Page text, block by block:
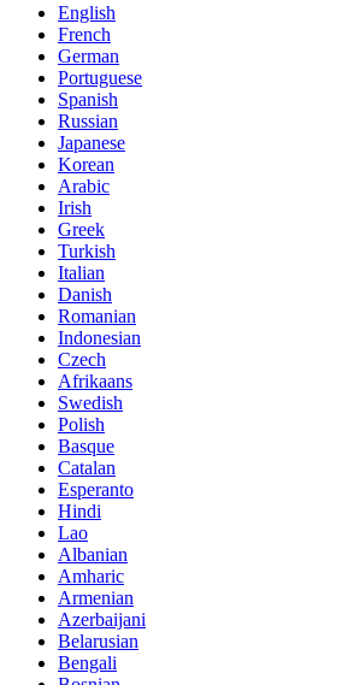
English
French
German
Portuguese
Spanish
Russian
Japanese
Korean
Arabic
Irish
Greek
Turkish
Italian
Danish
Romanian
Indonesian
Czech
Afrikaans
Swedish
Polish
Basque
Catalan
Esperanto
Hindi
Lao
Albanian
Amharic
Armenian
Azerbaijani
Belarusian
Bengali